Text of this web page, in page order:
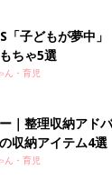
「子どもが夢中
ちゃ5選
ん・育児
｜整理収納アド
収納アイテム4選
ん・育児